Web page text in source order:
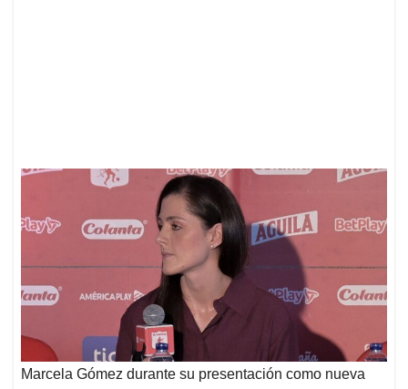
Marcela Gómez durante su presentación como nueva